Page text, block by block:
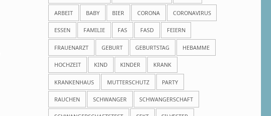
ARBEIT BABY BIER CORONA CORONAVIRUS
ESSEN FAMILIE FAS FASD FEIERN
FRAUENARZT GEBURT GEBURTSTAG HEBAMME
HOCHZEIT KIND KINDER KRANK
KRANKENHAUS MUTTERSCHUTZ PARTY
RAUCHEN SCHWANGER SCHWANGERSCHAFT